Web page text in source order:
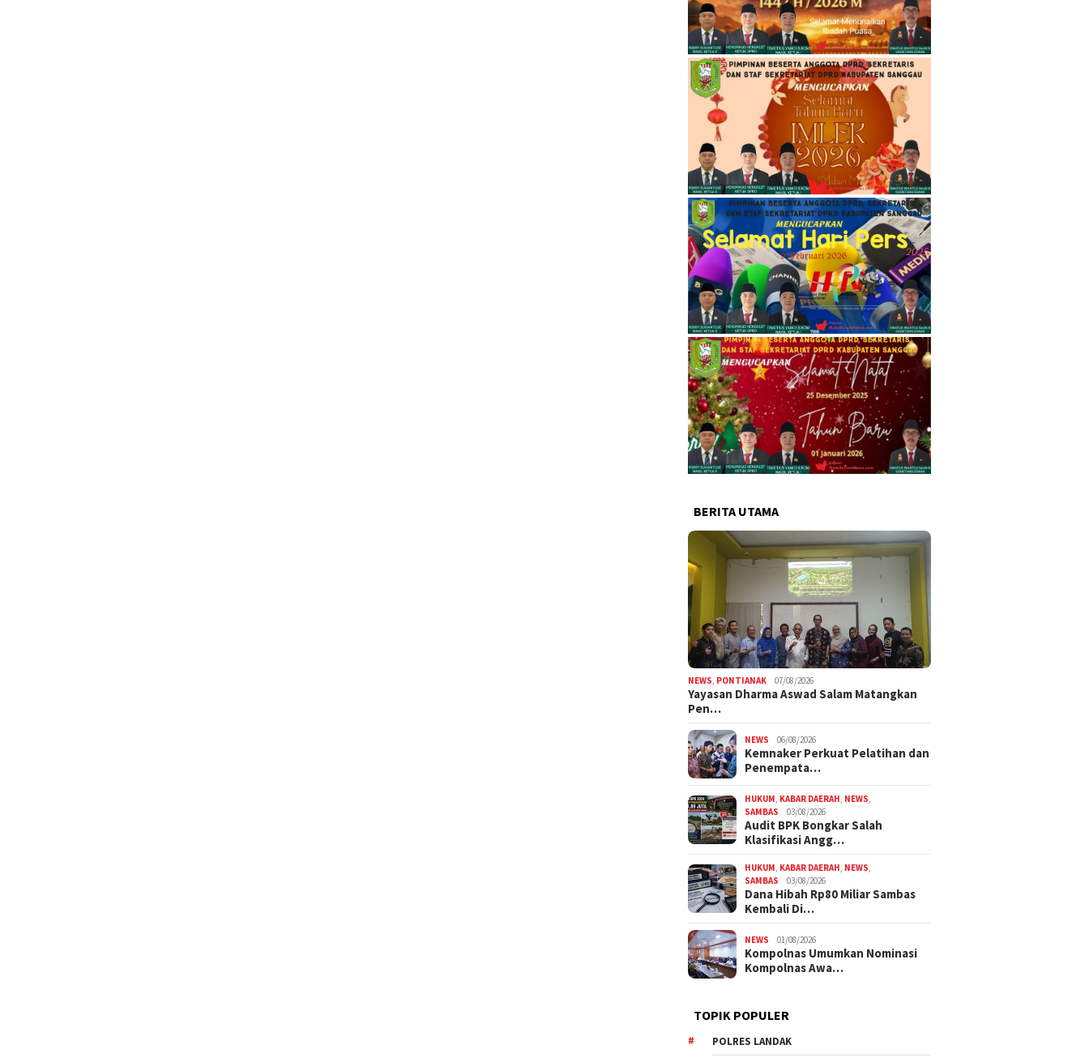
BERITA UTAMA
NEWS PONTIANAK 07/08/2026
Yayasan Dharma Aswad Salam Matangkan
Pen…
NEWS 06/08/2026
Kemnaker Perkuat Pelatihan dan
Penempata…
HUKUM KABAR DAERAH NEWS
SAMBAS
03/08/2026
Audit BPK Bongkar Salah
Klasifikasi Angg…
HUKUM KABAR DAERAH NEWS
SAMBAS
03/08/2026
Dana Hibah Rp80 Miliar Sambas
Kembali Di…
NEWS 01/08/2026
Kompolnas Umumkan Nominasi
Kompolnas Awa…
TOPIK POPULER
POLRES LANDAK